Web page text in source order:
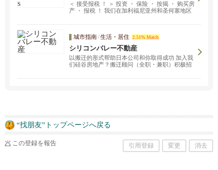
＜ 接受报税 ！ ＞ 投资 ・ 保险 ・ 按揭 ・ 购买房
产 ・ 报税 ！ 我们在加利福尼亚州和圣何塞地区
及金钱的许多其他情况提供适当的建议。
城市指南/生活・居住 2.51% Match
シリコンバレー不動産
以搬迁的形式帮助日本公司和你取得成功 加入我
们硅谷房地产？搬迁顾问（全职・兼职）积极招
“找朋友”トップページへ戻る
この登録を報告 引用登録 変更 消去